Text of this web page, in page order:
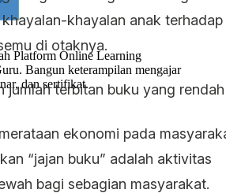
khayalan anak terhadap
di otaknya.
jumlah terbitan buku yang rendah
ekonomi pada
“jajan buku” adalah aktivitas
bagi sebagian masyarakat.
Platform Online Learning
Bangun keterampilan mengajar
dan sertifikat.